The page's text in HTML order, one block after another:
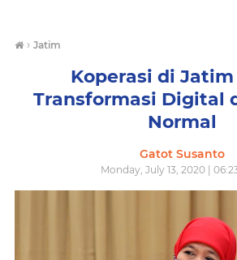
› Jatim
Koperasi di Jatim
Transformasi Digital
Normal
Gatot Susanto
Monday, July 13, 2020 |